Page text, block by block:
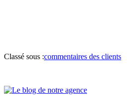
Classé sous :commentaires des clients